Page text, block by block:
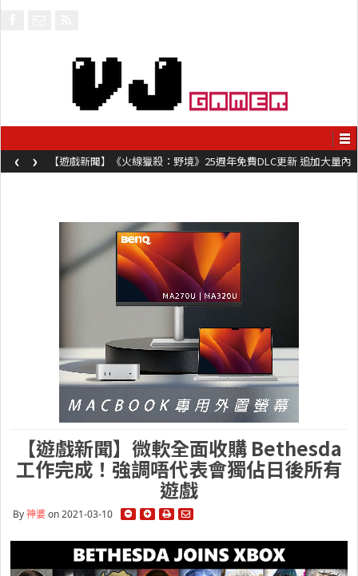
【遊戲新聞】《火線獵殺：野境》25週年免費DLC更新 追加大量內
容同時系舊作限時超平價折扣
‹ ›
【遊戲新聞】微軟全面收購 Bethesda
工作完成！強調唔代表會獨佔日後所有
遊戲
By神婆on 2021-03-10